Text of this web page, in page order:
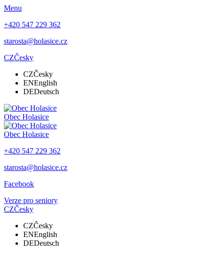
Menu
+420 547 229 362
starosta@holasice.cz
CZČesky
CZČesky
ENEnglish
DEDeutsch
Obec Holasice
Obec Holasice
+420 547 229 362
starosta@holasice.cz
Facebook
Verze pro seniory
CZČesky
CZČesky
ENEnglish
DEDeutsch